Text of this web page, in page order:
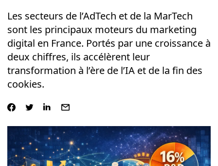
Les secteurs de l’AdTech et de la MarTech
sont les principaux moteurs du marketing
digital en France. Portés par une croissance à
deux chiffres, ils accélèrent leur
transformation à l’ère de l’IA et de la fin des
cookies.